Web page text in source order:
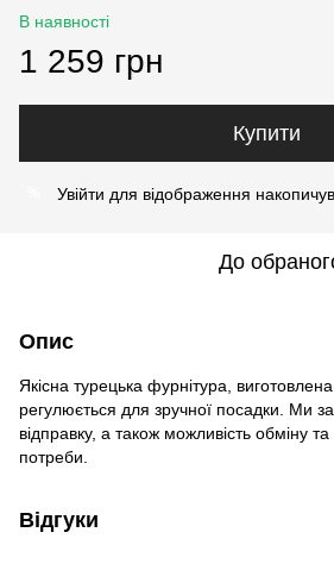
В наявності
1 259 грн
Купити
Увійти для відображення
До
Опис
Якісна турецька фурнітура,
регулюється для зручної посадки. Ми
відправку, а також можливість обміну
потреби.
Відгуки